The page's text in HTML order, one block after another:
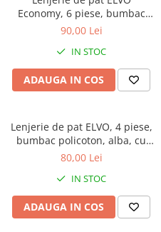
Economy, 6 piese, bumbac
policoton, crem, cu flori
90,00 Lei
IN STOC
ADAUGA IN COS
Lenjerie de pat ELVO, 4 piese,
bumbac policoton, alba, cu
flori verzi si albastre
80,00 Lei
IN STOC
ADAUGA IN COS